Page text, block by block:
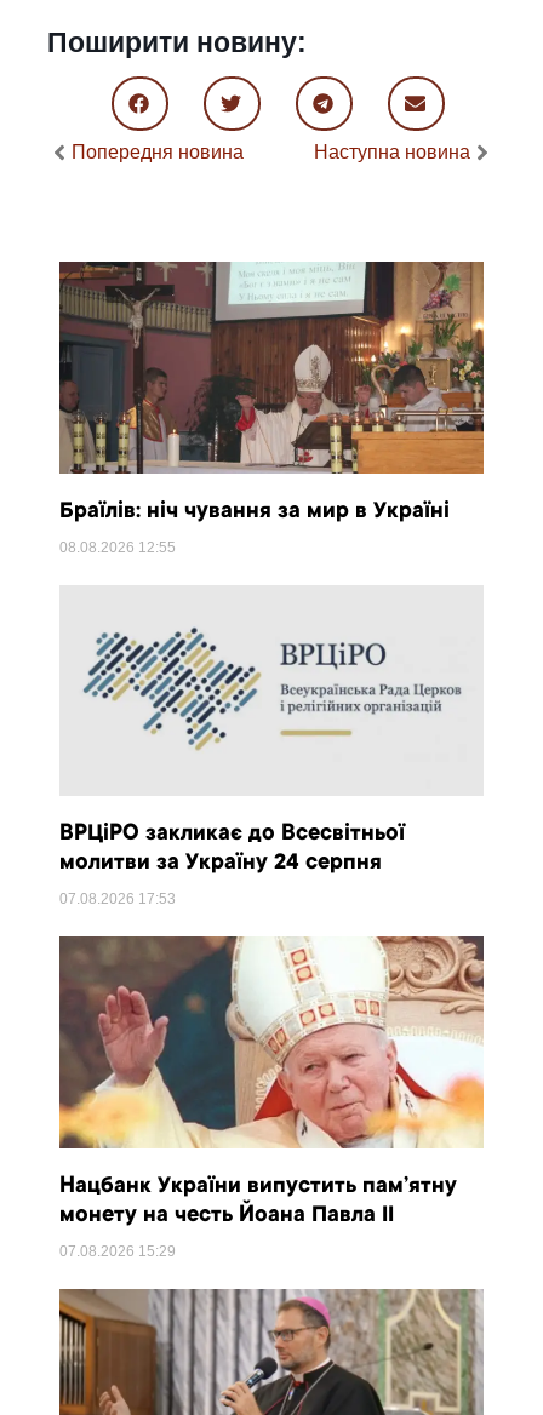
Поширити новину:
Попередня новина Наступна новина
Браїлів: ніч чування за мир в Україні
08.08.2026 12:55
ВРЦіРО закликає до Всесвітньої
молитви за Україну 24 серпня
07.08.2026 17:53
Нацбанк України випустить пам’ятну
монету на честь Йоана Павла II
07.08.2026 15:29